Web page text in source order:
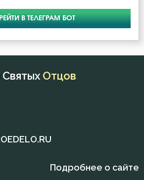
В ТЕЛЕГРАМ БОТ
Отцов
Подробнее о сайте